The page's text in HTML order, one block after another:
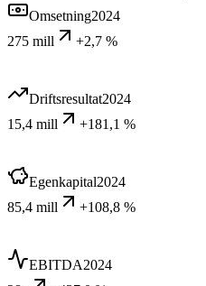
Omsetning2024
275 mill
+2,7 %
Driftsresultat2024
15,4 mill
+181,1 %
Egenkapital2024
85,4 mill
+108,8 %
EBITDA2024